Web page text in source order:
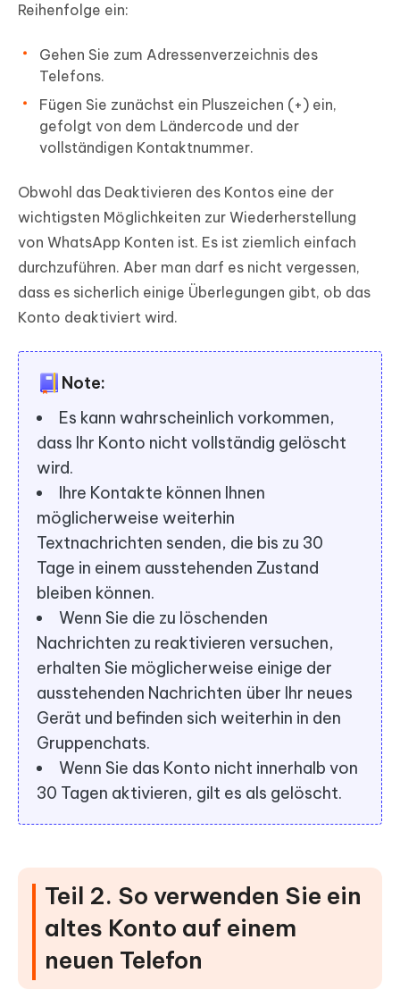
Reihenfolge ein:
Gehen Sie zum Adressenverzeichnis des
Telefons.
Fügen Sie zunächst ein Pluszeichen (+) ein,
gefolgt von dem Ländercode und der
vollständigen Kontaktnummer.
Obwohl das Deaktivieren des Kontos eine der
wichtigsten Möglichkeiten zur Wiederherstellung
von WhatsApp Konten ist. Es ist ziemlich einfach
durchzuführen. Aber man darf es nicht vergessen,
dass es sicherlich einige Überlegungen gibt, ob das
Konto deaktiviert wird.
Note:
Es kann wahrscheinlich vorkommen,
dass Ihr Konto nicht vollständig gelöscht
wird.
Ihre Kontakte können Ihnen
möglicherweise weiterhin
Textnachrichten senden, die bis zu 30
Tage in einem ausstehenden Zustand
bleiben können.
Wenn Sie die zu löschenden
Nachrichten zu reaktivieren versuchen,
erhalten Sie möglicherweise einige der
ausstehenden Nachrichten über Ihr neues
Gerät und befinden sich weiterhin in den
Gruppenchats.
Wenn Sie das Konto nicht innerhalb von
30 Tagen aktivieren, gilt es als gelöscht.
Teil 2. So verwenden Sie ein
altes Konto auf einem
neuen Telefon